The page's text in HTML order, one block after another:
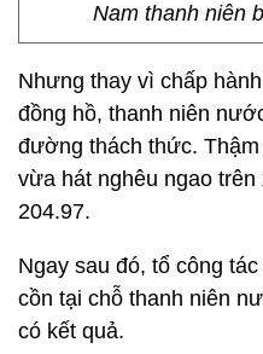
Nam thanh niên
Nhưng thay vì chấp
đồng hồ, thanh niên
đường thách thức.
vừa hát nghêu ngao
204.97.
Ngay sau đó, tổ công
cồn tại chỗ thanh niên
có kết quả.